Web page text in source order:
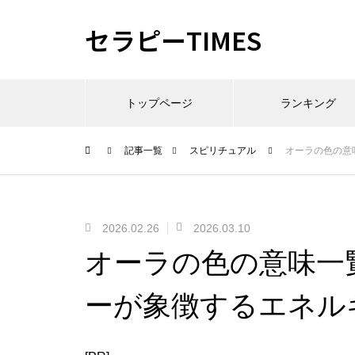
セラピーTIMES
トップページ ランキング
記事一覧 スピリチュアル オーラの色の
2026.02.26 2026.03.10
オーラの色の意味
ーが象徴するエネ